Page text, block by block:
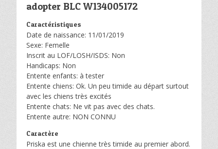
adopter BLC W134005172
Caractéristiques
Date de naissance: 11/01/2019
Sexe: Femelle
Inscrit au LOF/LOSH/ISDS: Non
Handicaps: Non
Entente enfants: à tester
Entente chiens: Ok. Un peu timide au départ surtout
avec les chiens très excités
Entente chats: Ne vit pas avec des chats.
Entente autre: NON CONNU
Caractère
Priska est une chienne très timide au premier abord.